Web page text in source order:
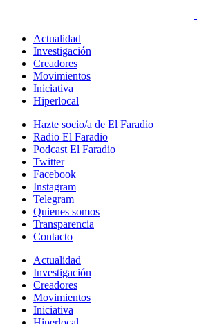
Actualidad
Investigación
Creadores
Movimientos
Iniciativa
Hiperlocal
Hazte socio/a de El Faradio
Radio El Faradio
Podcast El Faradio
Twitter
Facebook
Instagram
Telegram
Quienes somos
Transparencia
Contacto
Actualidad
Investigación
Creadores
Movimientos
Iniciativa